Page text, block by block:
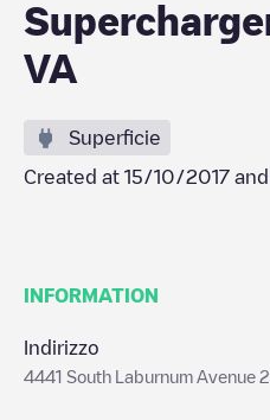
VA
Superficie
Created at 15/10/2017
INFORMATION
Indirizzo
4441 South Laburnum Avenue